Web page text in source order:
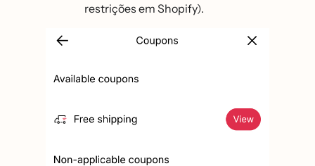
restrições em Shopify).